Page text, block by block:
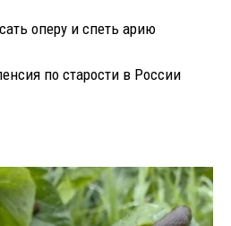
оперу и спеть арию
по старости в России